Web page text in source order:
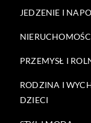
JEDZENIE I
PRZEMYSŁ I
RODZINA I
DZIECI